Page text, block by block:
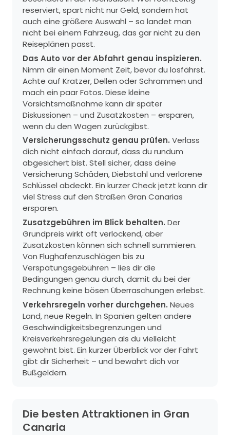
reserviert, spart nicht nur Geld, sondern hat
auch eine größere Auswahl – so landet man
nicht bei einem Fahrzeug, das gar nicht zu den
Reiseplänen passt.
Das Auto vor der Abfahrt genau inspizieren.
Nimm dir einen Moment Zeit, bevor du losfährst.
Achte auf Kratzer, Dellen oder Schrammen und
mach ein paar Fotos. Diese kleine
Vorsichtsmaßnahme kann dir später
Diskussionen – und Zusatzkosten – ersparen,
wenn du den Wagen zurückgibst.
Versicherungsschutz genau prüfen. Verlass
dich nicht einfach darauf, dass du rundum
abgesichert bist. Stell sicher, dass deine
Versicherung Schäden, Diebstahl und verlorene
Schlüssel abdeckt. Ein kurzer Check jetzt kann dir
viel Stress auf den Straßen Gran Canarias
ersparen.
Zusatzgebühren im Blick behalten. Der
Grundpreis wirkt oft verlockend, aber
Zusatzkosten können sich schnell summieren.
Von Flughafenzuschlägen bis zu
Verspätungsgebühren – lies dir die
Bedingungen genau durch, damit du bei der
Rechnung keine bösen Überraschungen erlebst.
Verkehrsregeln vorher durchgehen. Neues
Land, neue Regeln. In Spanien gelten andere
Geschwindigkeitsbegrenzungen und
Kreisverkehrsregelungen als du vielleicht
gewohnt bist. Ein kurzer Überblick vor der Fahrt
gibt dir Sicherheit – und bewahrt dich vor
Bußgeldern.
Die besten Attraktionen in Gran
Canaria